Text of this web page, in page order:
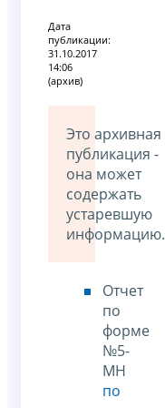
Дата
публикации:
31.10.2017
14:06
(архив)
Это архивная
публикация -
она может
содержать
устаревшую
информацию.
Отчет
по
форме
№5-
МН
по